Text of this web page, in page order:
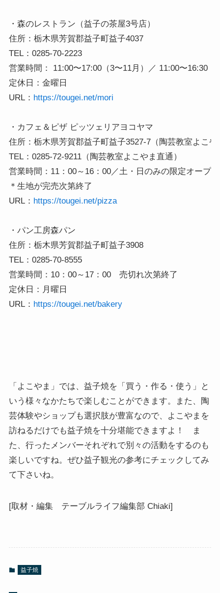
・森のレストラン（益子の茶屋3号店）
住所：栃木県芳賀郡益子町益子4037
TEL：0285-70-2223
営業時間： 11:00〜17:00（3〜11月）／ 11:00〜16:30（
定休日：金曜日
URL： https://tougei.net/mori
・カフェ＆ピザ ピッツェリアヨコヤマ
住所：栃木県芳賀郡益子町益子3527-7（陶芸教室よこや
TEL：0285-72-9211（陶芸教室よこやま直通）
営業時間：11：00～16：00／土・日のみの限定オープン
＊生地が完売次第終了
URL： https://tougei.net/pizza
・パン工房森パン
住所：栃木県芳賀郡益子町益子3908
TEL：0285-70-8555
営業時間：10：00～17：00　売切れ次第終了
定休日：月曜日
URL：
https://tougei.net/bakery
「よこやま」では、益子焼を「買う・作る・使う」と
いう様々なかたちで楽しむことができます。また、陶
芸体験やショップも選択肢が豊富なので、よこやまを
訪ねるだけでも益子焼を十分堪能できますよ！ ま
た、行ったメンバーそれぞれで別々の活動をするのも
楽しいですね。ぜひ益子観光の参考にチェックしてみ
て下さいね。
[取材・編集 テーブルライフ編集部 Chiaki]
益子焼